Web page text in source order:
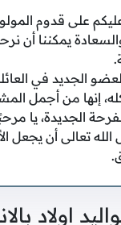
على قدوم
يمكننا أن
الجديد في
إنها من أجمل
الجديدة، يا
الله تعالى أن يجعل
اولاد